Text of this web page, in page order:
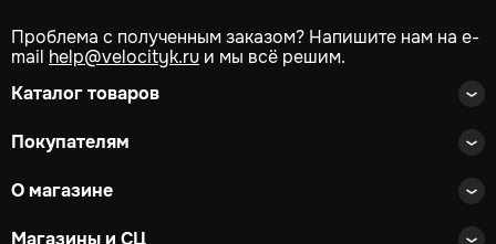
Проблема с полученным заказом? Напишите нам на e-
mail help@velocityk.ru и мы всё решим.
Каталог товаров
Покупателям
О магазине
Магазины и СЦ